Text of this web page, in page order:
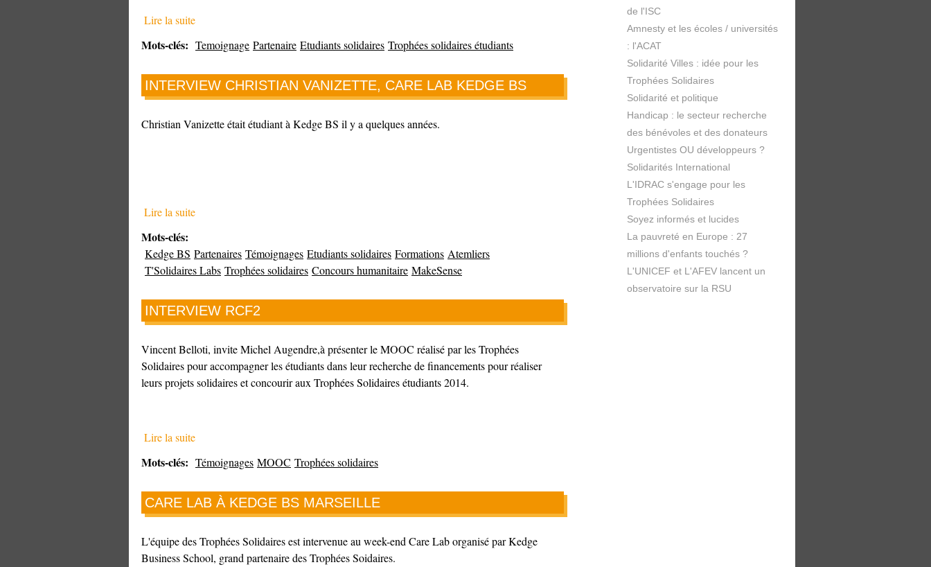
Lire la suite
Mots-clés: Temoignage Partenaire Etudiants solidaires Trophées solidaires étudiants
INTERVIEW CHRISTIAN VANIZETTE, CARE LAB KEDGE BS
Christian Vanizette était étudiant à Kedge BS il y a quelques années.
Lire la suite
Mots-clés:
Kedge BS Partenaires Témoignages Etudiants solidaires Formations Atemliers
T'Solidaires Labs Trophées solidaires Concours humanitaire MakeSense
INTERVIEW RCF2
Vincent Belloti, invite Michel Augendre,à présenter le MOOC réalisé par les Trophées
Solidaires pour accompagner les étudiants dans leur recherche de financements pour réaliser
leurs projets solidaires et concourir aux Trophées Solidaires étudiants 2014.
Lire la suite
Mots-clés: Témoignages MOOC Trophées solidaires
CARE LAB À KEDGE BS MARSEILLE
L'équipe des Trophées Solidaires est intervenue au week-end Care Lab organisé par Kedge
Business School, grand partenaire des Trophées Soidaires.
de l'ISC
Amnesty et les écoles / universités
: l'ACAT
Solidarité Villes : idée pour les
Trophées Solidaires
Solidarité et politique
Handicap : le secteur recherche
des bénévoles et des donateurs
Urgentistes OU développeurs ?
Solidarités International
L'IDRAC s'engage pour les
Trophées Solidaires
Soyez informés et lucides
La pauvreté en Europe : 27
millions d'enfants touchés ?
L'UNICEF et L'AFEV lancent un
observatoire sur la RSU